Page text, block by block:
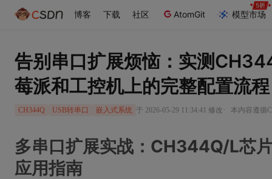
博客 下载 社区 AtomGit 模型市场
告别串口扩展烦恼：实测
莓派和工控机上的完整配置流程
CH344Q USB转串口 嵌入式系统 于 2026-05-29 11:34:41 修改 · 本内容遵循
多串口扩展实战：CH344Q/L芯
应用指南